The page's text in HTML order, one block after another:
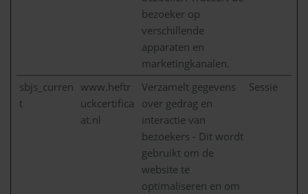
bezoeker op
verschillende
apparaten en
marketingkanalen.
sbjs_curren
t
www.heftr
uckcertifica
at.nl
Verzamelt gegevens
over gedrag en
interactie van
bezoekers - Dit wordt
gebruikt om de
website te
optimaliseren en om
Sessie